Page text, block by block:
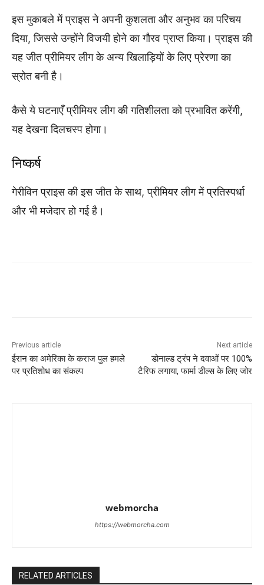
इस मुकाबले में प्राइस ने अपनी कुशलता और अनुभव का परिचय
दिया, जिससे उन्होंने विजयी होने का गौरव प्राप्त किया। प्राइस की
यह जीत प्रीमियर लीग के अन्य खिलाड़ियों के लिए प्रेरणा का
स्रोत बनी है।
कैसे ये घटनाएँ प्रीमियर लीग की गतिशीलता को प्रभावित करेंगी,
यह देखना दिलचस्प होगा।
निष्कर्ष
गेरीविन प्राइस की इस जीत के साथ, प्रीमियर लीग में प्रतिस्पर्धा
और भी मजेदार हो गई है।
Previous article
ईरान का अमेरिका के कराज पुल हमले
पर प्रतिशोध का संकल्प
Next article
डोनाल्ड ट्रंप ने दवाओं पर 100%
टैरिफ लगाया, फार्मा डील्स के लिए जोर
webmorcha
https://webmorcha.com
RELATED ARTICLES